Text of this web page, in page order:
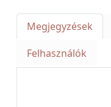
Megjegyzések
Felhasználók